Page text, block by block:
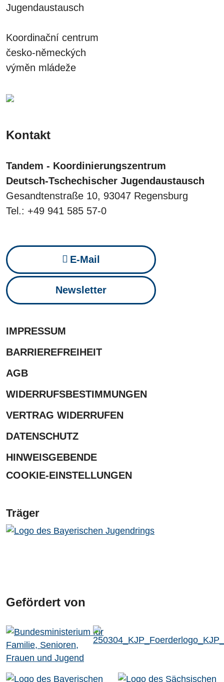
Jugendaustausch
Koordinační centrum
česko-německých
výměn mládeže
Kontakt
Tandem - Koordinierungszentrum
Deutsch-Tschechischer Jugendaustausch
Gesandtenstraße 10, 93047 Regensburg
Tel.: +49 941 585 57-0
E-Mail
Newsletter
IMPRESSUM
BARRIEREFREIHEIT
AGB
WIDERRUFSBESTIMMUNGEN
VERTRAG WIDERRUFEN
DATENSCHUTZ
HINWEISGEBENDE
COOKIE-EINSTELLUNGEN
Träger
Gefördert von